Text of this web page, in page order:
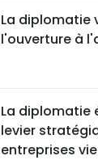
La diplomatie
l'ouverture à
La diplomatie
levier
entreprises